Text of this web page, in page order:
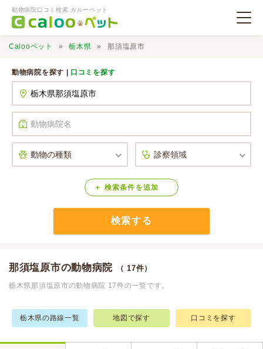
動物病院口コミ検索 カルーペット
口コミ検索
Calooペットとは？
Calooペット 栃木県 那須塩原市
動物病院を探す | 口コミを探す
検索条件 を追加
検索する
那須塩原市の動物病院 （ 17件）
栃木県那須塩原市の動物病院 17件の一覧です。
栃木県の路線一覧 地図で探す 口コミを探す